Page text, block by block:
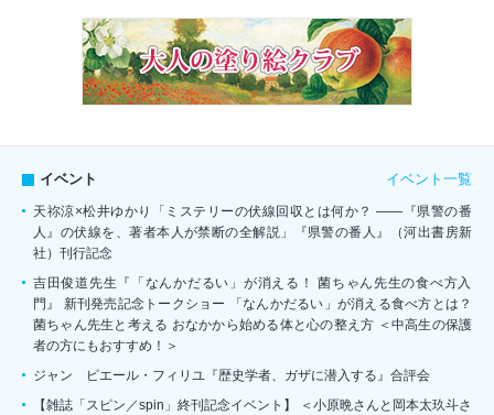
イベント イベント一覧
天祢涼×松井ゆかり「ミステリーの伏線回収とは何か？ ――『県警の番
人』の伏線を、著者本人が禁断の全解説」『県警の番人』（河出書房新
社）刊行記念
吉田俊道先生『「なんかだるい」が消える！ 菌ちゃん先生の食べ方入
門』 新刊発売記念トークショー 「なんかだるい」が消える食べ方とは？
菌ちゃん先生と考える おなかから始める体と心の整え方 ＜中高生の保護
者の方にもおすすめ！＞
ジャン゠ピエール・フィリユ『歴史学者、ガザに潜入する』合評会
【雑誌「スピン／spin」終刊記念イベント】 ＜小原晩さんと岡本太玖斗さ